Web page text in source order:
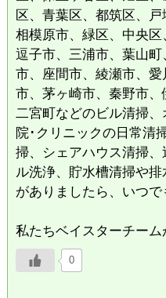
区、青葉区、都筑区、戸
相模原市、緑区、中央区
逗子市、三浦市、葉山
市、座間市、綾瀬市、
市、茅ヶ崎市、秦野市、
二宮町などのビル清掃
院･クリニックの日常清
掃、シェアハウス清掃
ル洗浄、貯水槽清掃や
がありましたら、いつで
私たちベイスターチーム
0